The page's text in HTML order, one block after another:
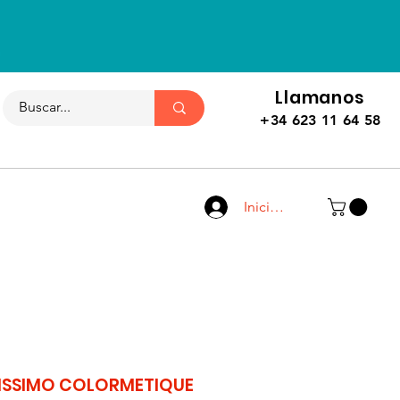
Llamanos
+34 623 11 64 58
Iniciar sesión
COLORMETIQUE